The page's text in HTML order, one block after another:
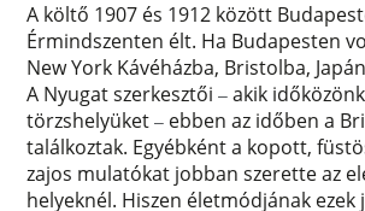
A költő 1907 és 1912 között
Érmindszenten élt. Ha Budapesten
New York Kávéházba, Bristolba,
A Nyugat szerkesztői– akik
törzshelyüket– ebben az időben a
találkoztak. Egyébként a kopott,
zajos mulatókat jobban szerette az
helyeknél. Hiszen életmódjának ezek